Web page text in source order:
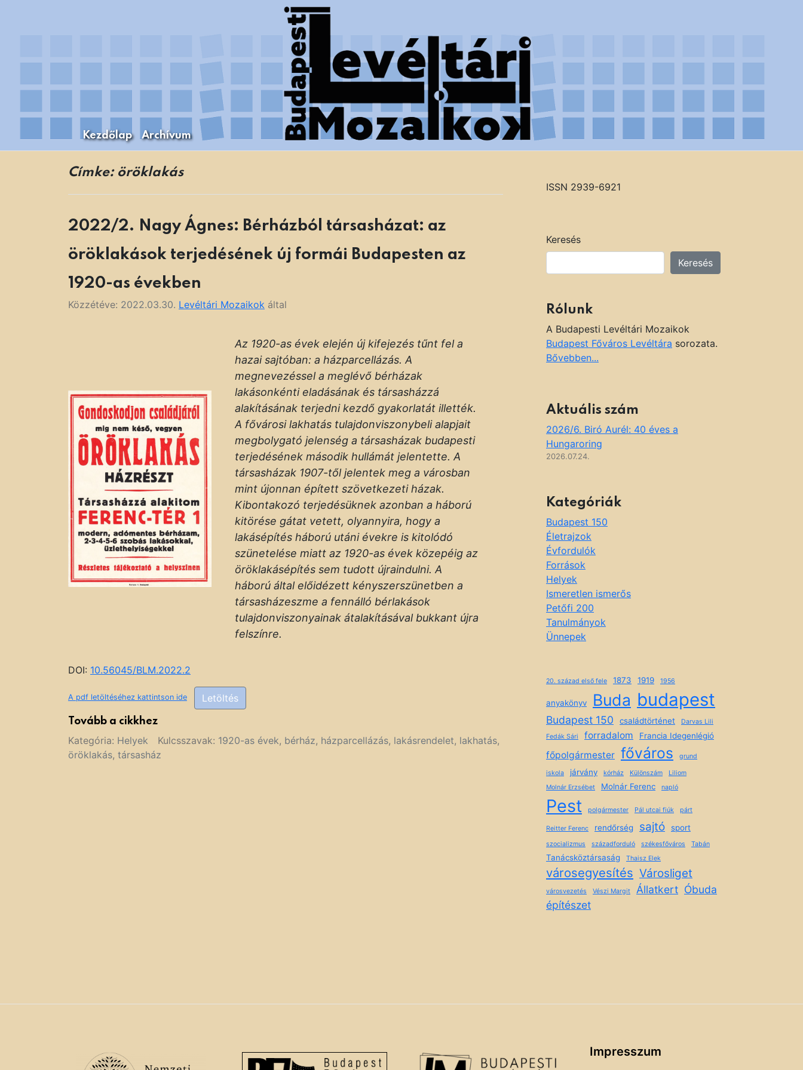
Levéltári Mozaikok
A Budapesti Levéltári Mozaikok Budapest Főváros Levéltára munkatársainak tanulmányai
Kezdőlap Archívum
Címke: öröklakás
2022/2. Nagy Ágnes: Bérházból társasházat: az
öröklakások terjedésének új formái Budapesten az
1920-as években
Közzétéve: 2022.03.30. Levéltári Mozaikok által
Az 1920-as évek elején új kifejezés tűnt fel a
hazai sajtóban: a házparcellázás. A
megnevezéssel a meglévő bérházak
lakásonkénti eladásának és társasházzá
alakításának terjedni kezdő gyakorlatát illették.
A fővárosi lakhatás tulajdonviszonybeli alapjait
megbolygató jelenség a társasházak budapesti
terjedésének második hullámát jelentette. A
társasházak 1907-től jelentek meg a városban
mint újonnan épített szövetkezeti házak.
Kibontakozó terjedésüknek azonban a háború
kitörése gátat vetett, olyannyira, hogy a
lakásépítés háború utáni évekre is kitolódó
szünetelése miatt az 1920-as évek közepéig az
öröklakásépítés sem tudott újraindulni. A
háború által előidézett kényszerszünetben a
társasházeszme a fennálló bérlakások
tulajdonviszonyainak átalakításával bukkant újra
felszínre.
DOI: 10.56045/BLM.2022.2
A pdf letöltéséhez kattintson ide Letöltés
Tovább a cikkhez
Kategória: Helyek Kulcsszavak: 1920-as évek, bérház, házparcellázás, lakásrendelet, lakhatás,
öröklakás, társasház
ISSN 2939-6921
Keresés
Keresés
Rólunk
A Budapesti Levéltári Mozaikok
Budapest Főváros Levéltára sorozata.
Bővebben...
Aktuális szám
2026/6. Biró Aurél: 40 éves a
Hungaroring
2026.07.24.
Kategóriák
Budapest 150
Életrajzok
Évfordulók
Források
Helyek
Ismeretlen ismerős
Petőfi 200
Tanulmányok
Ünnepek
20. század első fele 1873 1919 1956
anyakönyv Buda budapest
Budapest 150 családtörténet
Darvas Lili
Fedák Sári
forradalom Francia Idegenlégió
főpolgármester főváros grund
iskola járvány kórház Különszám
Liliom
Molnár Erzsébet
Molnár Ferenc napló
Pest polgármester Pál utcai fiúk párt
Reitter Ferenc rendőrség sajtó sport
szocializmus századforduló székesfőváros Tabán
Tanácsköztársaság Thaisz Elek
városegyesítés Városliget
városvezetés Vészi Margit Állatkert Óbuda
építészet
Impresszum